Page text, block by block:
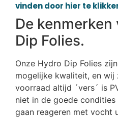
vinden door hier te
De
Dip Folies.
Onze Hydro Dip Folies
mogelijke kwaliteit, en
voorraad altijd ´vers´ is
niet in de goede
gaan reageren met vocht